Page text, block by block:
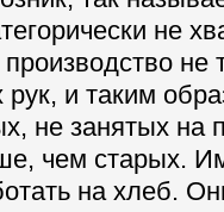
не
не
рук, и таким
не занятых на
чем старых.
на хлеб.